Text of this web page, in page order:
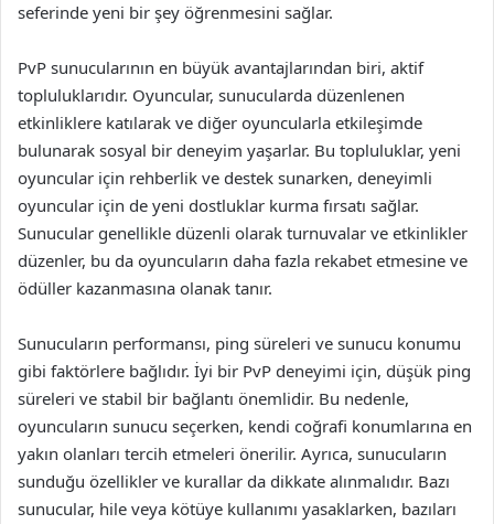
seferinde yeni bir şey öğrenmesini sağlar.
PvP sunucularının en büyük avantajlarından biri, aktif
topluluklarıdır. Oyuncular, sunucularda düzenlenen
etkinliklere katılarak ve diğer oyuncularla etkileşimde
bulunarak sosyal bir deneyim yaşarlar. Bu topluluklar, yeni
oyuncular için rehberlik ve destek sunarken, deneyimli
oyuncular için de yeni dostluklar kurma fırsatı sağlar.
Sunucular genellikle düzenli olarak turnuvalar ve etkinlikler
düzenler, bu da oyuncuların daha fazla rekabet etmesine ve
ödüller kazanmasına olanak tanır.
Sunucuların performansı, ping süreleri ve sunucu konumu
gibi faktörlere bağlıdır. İyi bir PvP deneyimi için, düşük ping
süreleri ve stabil bir bağlantı önemlidir. Bu nedenle,
oyuncuların sunucu seçerken, kendi coğrafi konumlarına en
yakın olanları tercih etmeleri önerilir. Ayrıca, sunucuların
sunduğu özellikler ve kurallar da dikkate alınmalıdır. Bazı
sunucular, hile veya kötüye kullanımı yasaklarken, bazıları